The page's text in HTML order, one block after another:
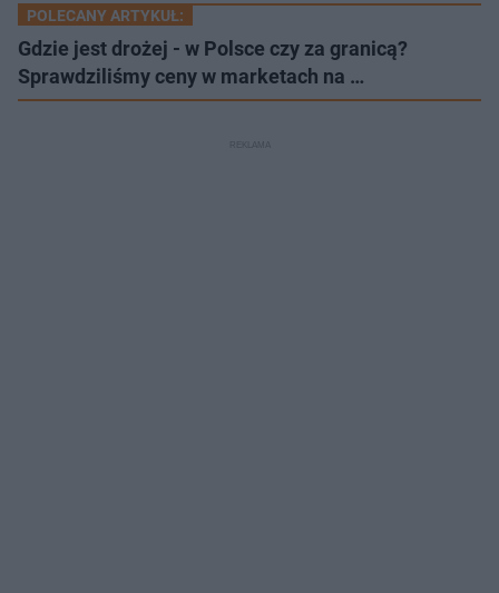
POLECANY ARTYKUŁ:
Gdzie jest drożej - w Polsce czy za granicą?
Sprawdziliśmy ceny w marketach na …